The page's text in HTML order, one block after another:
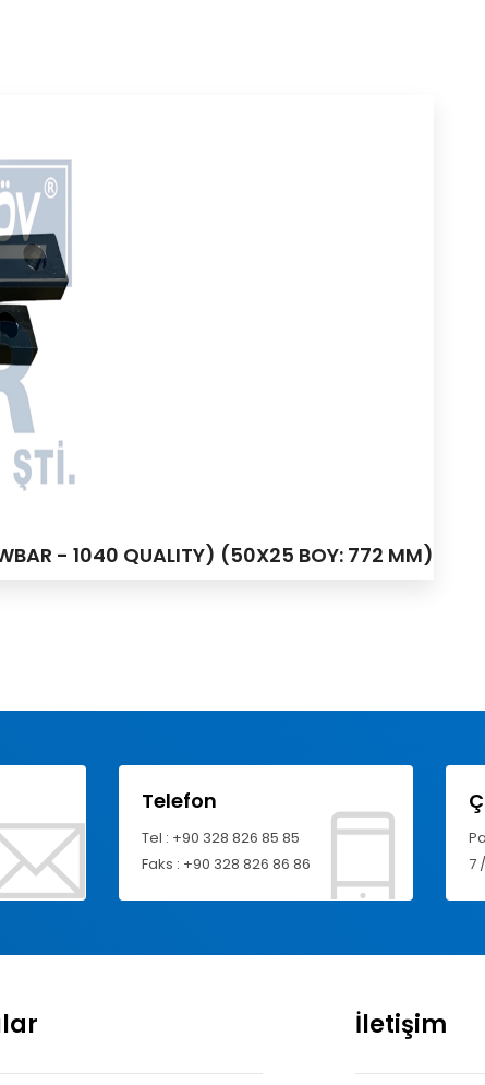
- 1040 QUALITY) (50X25 BOY: 772 MM)
Telefon
Tel : +90 328 826 85 85
Faks : +90 328 826 86 86
7
İletişim